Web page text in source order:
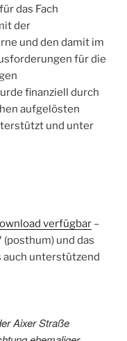
das Fach
der
und den damit im
für die
finanziell durch
aufgelösten
und unter
verfügbar –
(posthum) und das
auch unterstützend
Aixer Straße